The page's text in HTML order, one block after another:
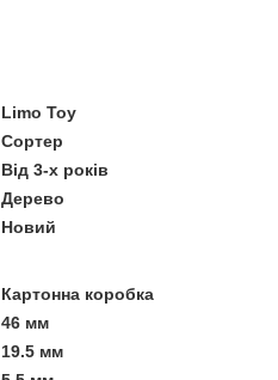
Limo Toy
Сортер
Від 3-х років
Дерево
Новий
Картонна коробка
46 мм
19.5 мм